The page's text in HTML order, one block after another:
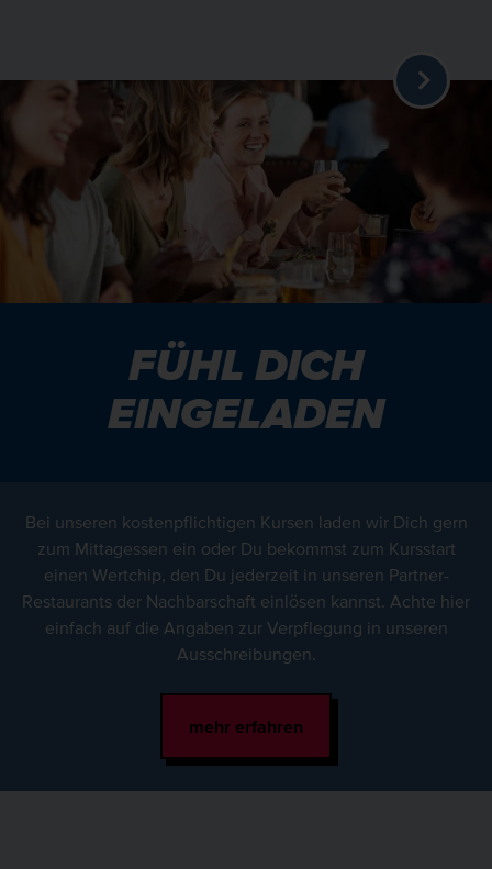
FÜHL DICH
EINGELADEN
Bei unseren kostenpflichtigen Kursen laden wir Dich gern
zum Mittagessen ein oder Du bekommst zum Kursstart
einen Wertchip, den Du jederzeit in unseren Partner-
Restaurants der Nachbarschaft einlösen kannst. Achte hier
einfach auf die Angaben zur Verpflegung in unseren
Ausschreibungen.
mehr erfahren